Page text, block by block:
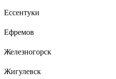
Ессентуки
Ефремов
Железногорск
Жигулевск